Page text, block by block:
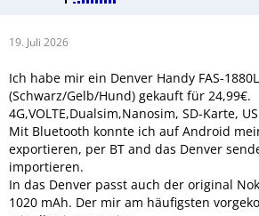
19. Juli 2026
Ich habe mir ein Denver Handy FAS-
(Schwarz/Gelb/Hund) gekauft für 24,99€.
4G,VOLTE,Dualsim,Nanosim, SD-Karte,
Mit Bluetooth konnte ich auf Android
exportieren, per BT and das Denver
importieren.
In das Denver passt auch der original
1020 mAh. Der mir am häufigsten